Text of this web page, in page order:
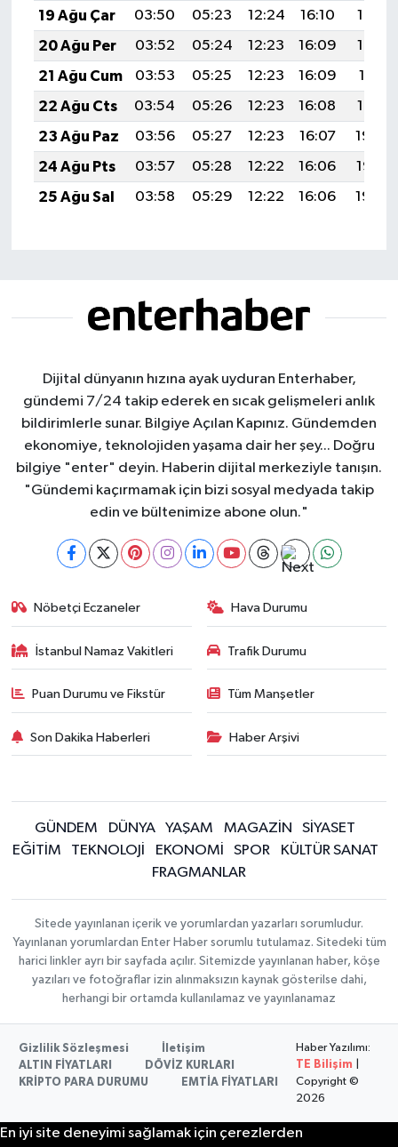
19 Ağu Çar
03:50 05:23 12:24 16:10
19:14
20 Ağu Per
03:52 05:24 12:23 16:09
19:13
21 Ağu Cum
03:53 05:25 12:23 16:09
19:11
22 Ağu Cts
03:54 05:26 12:23 16:08
19:10
23 Ağu Paz
03:56 05:27 12:23 16:07
19:08
24 Ağu Pts
03:57 05:28 12:22 16:06
19:07
25 Ağu Sal
03:58 05:29 12:22 16:06 19:05
Dijital dünyanın hızına ayak uyduran Enterhaber,
gündemi 7/24 takip ederek en sıcak gelişmeleri anlık
bildirimlerle sunar. Bilgiye Açılan Kapınız. Gündemden
ekonomiye, teknolojiden yaşama dair her şey... Doğru
bilgiye "enter" deyin. Haberin dijital merkeziyle tanışın.
"Gündemi kaçırmamak için bizi sosyal medyada takip
edin ve bültenimize abone olun."
Nöbetçi Eczaneler Hava Durumu
İstanbul Namaz Vakitleri Trafik Durumu
Puan Durumu ve Fikstür Tüm Manşetler
Son Dakika Haberleri Haber Arşivi
GÜNDEM DÜNYA YAŞAM MAGAZİN
SİYASET
EĞİTİM
TEKNOLOJİ EKONOMİ SPOR
KÜLTÜR SANAT
FRAGMANLAR
Sitede yayınlanan içerik ve yorumlardan yazarları sorumludur.
Yayınlanan yorumlardan Enter Haber sorumlu tutulamaz. Sitedeki tüm
harici linkler ayrı bir sayfada açılır. Sitemizde yayınlanan haber, köşe
yazıları ve fotoğraflar izin alınmaksızın kaynak gösterilse dahi,
herhangi bir ortamda kullanılamaz ve yayınlanamaz
Gizlilik Sözleşmesi
İletişim
ALTIN FİYATLARI
DÖVİZ KURLARI
KRİPTO PARA DURUMU
EMTİA FİYATLARI
Haber Yazılımı:
TE Bilişim
Copyright ©
2026
En iyi site deneyimi sağlamak için çerezlerden